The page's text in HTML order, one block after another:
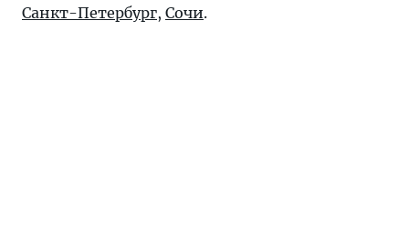
Санкт-Петербург, Сочи.